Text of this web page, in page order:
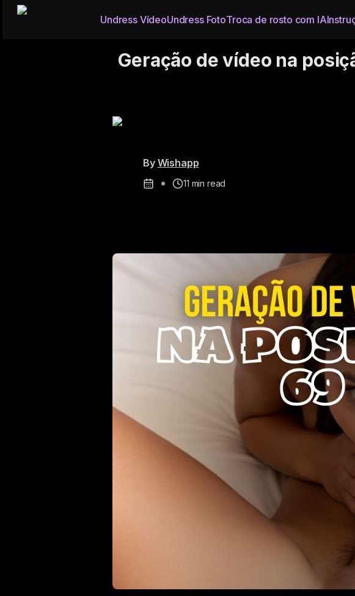
Undress VídeoUndress FotoTroca de rosto com IA
Geração de vídeo na
By Wishapp
11 min read